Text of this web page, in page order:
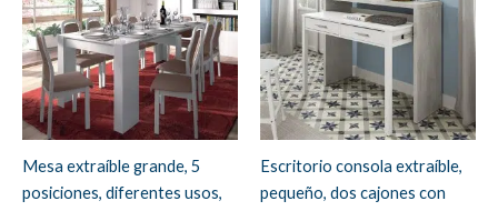
Mesa extraíble grande, 5
posiciones, diferentes usos,
Escritorio consola extraíble,
pequeño, dos cajones con